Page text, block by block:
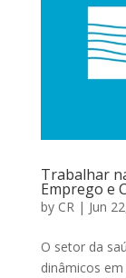
Trabalhar
Emprego e
by CR| Jun
O setor da
dinâmicos